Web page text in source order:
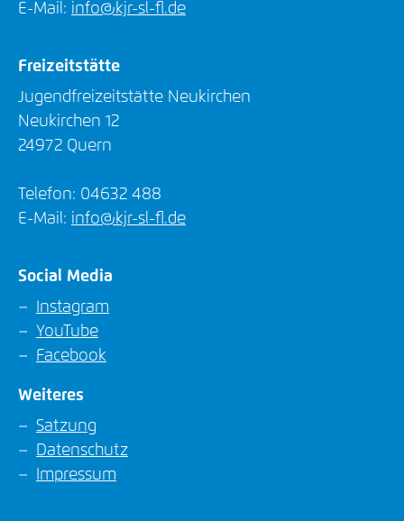
E-Mail: info@kjr-sl-fl.de
Freizeitstätte
Jugendfreizeitstätte Neukirchen
Neukirchen 12
24972 Quern
Telefon: 04632 488
E-Mail: info@kjr-sl-fl.de
Social Media
Instagram
YouTube
Facebook
Weiteres
Satzung
Datenschutz
Impressum